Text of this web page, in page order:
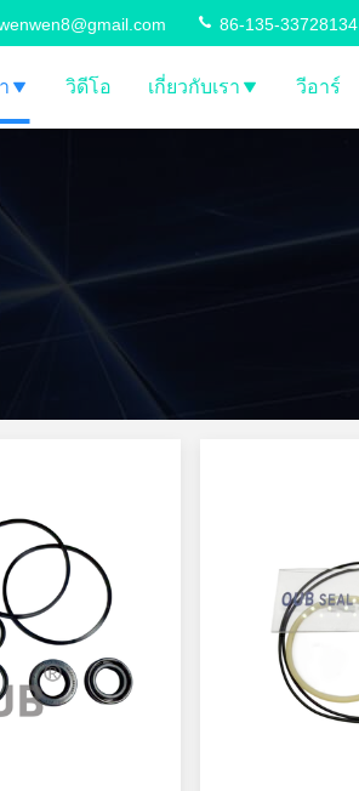
86-135-33728134
วิดีโอ เกี่ยวกับเรา วีอาร์